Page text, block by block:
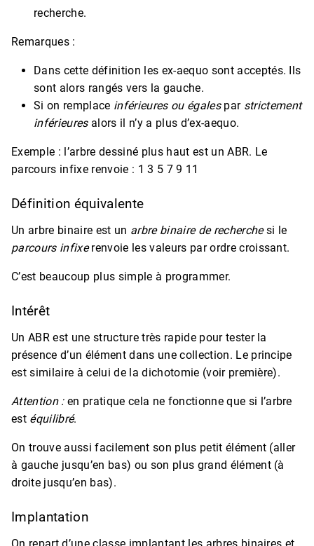
recherche.
Remarques :
Dans cette définition les ex-aequo sont acceptés. Ils
sont alors rangés vers la gauche.
Si on remplace inférieures ou égalespar strictement
inférieuresalors il n’y a plus d’ex-aequo.
Exemple : l’arbre dessiné plus haut est un ABR. Le
parcours infixe renvoie : 1 3 5 7 9 11
Définition équivalente
Un arbre binaire est un arbre binaire de recherchesi le
parcours infixerenvoie les valeurs par ordre croissant.
C’est beaucoup plus simple à programmer.
Intérêt
Un ABR est une structure très rapide pour tester la
présence d’un élément dans une collection. Le principe
est similaire à celui de la dichotomie (voir première).
Attention :en pratique cela ne fonctionne que si l’arbre
est équilibré.
On trouve aussi facilement son plus petit élément (aller
à gauche jusqu’en bas) ou son plus grand élément (à
droite jusqu’en bas).
Implantation